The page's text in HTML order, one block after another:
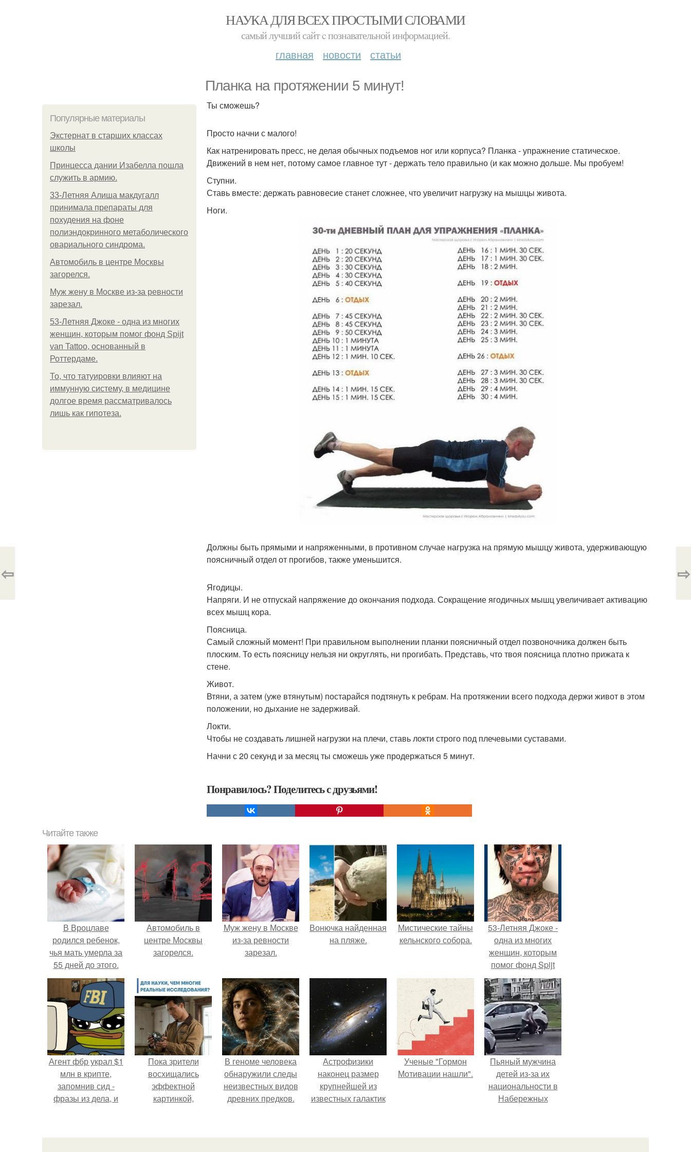
НАУКА ДЛЯ ВСЕХ ПРОСТЫМИ СЛОВАМИ
самый лучший сайт c познавательной информацией.
главная новости статьи
Планка на протяжении 5 минут!
Популярные материалы
Экстернат в старших классах
школы
Принцесса дании Изабелла пошла
служить в армию.
33-Летняя Алиша макдугалл
принимала препараты для
похудения на фоне
полиэндокринного метаболического
овариального синдрома.
Автомобиль в центре Москвы
загорелся.
Mуж жену в Москве из-за ревности
зарезал.
53-Летняя Джоке - одна из многих
женщин, которым помог фонд Spijt
van Tattoo, основанный в
Роттердаме.
То, что татуировки влияют на
иммунную систему, в медицине
долгое время рассматривалось
лишь как гипотеза.
Ты сможешь?
Просто начни с малого!
Как натренировать пресс, не делая обычных подъемов ног или корпуса? Планка - упражнение статическое.
Движений в нем нет, потому самое главное тут - держать тело правильно (и как можно дольше. Мы пробуем!
Ступни.
Ставь вместе: держать равновесие станет сложнее, что увеличит нагрузку на мышцы живота.
Ноги.
Должны быть прямыми и напряженными, в противном случае нагрузка на прямую мышцу живота, удерживающую
поясничный отдел от прогибов, также уменьшится.
Ягодицы.
Напряги. И не отпускай напряжение до окончания подхода. Сокращение ягодичных мышц увеличивает активацию
всех мышц кора.
Поясница.
Самый сложный момент! При правильном выполнении планки поясничный отдел позвоночника должен быть
плоским. То есть поясницу нельзя ни округлять, ни прогибать. Представь, что твоя поясница плотно прижата к
стене.
Живот.
Втяни, а затем (уже втянутым) постарайся подтянуть к ребрам. На протяжении всего подхода держи живот в этом
положении, но дыхание не задерживай.
Локти.
Чтобы не создавать лишней нагрузки на плечи, ставь локти строго под плечевыми суставами.
Начни с 20 секунд и за месяц ты сможешь уже продержаться 5 минут.
Понравилось? Поделитесь с друзьями!
⇦ ⇨
Читайте также
В Вроцлаве
родился ребенок,
чья мать умерла за
55 дней до этого.
Автомобиль в
центре Москвы
загорелся.
Mуж жену в Москве
из-за ревности
зарезал.
Вонючка найденная
на пляже.
Мистические тайны
кельнского собора.
53-Летняя Джоке -
одна из многих
женщин, которым
помог фонд Spijt
van Tattoo,
основанный в
Роттердаме.
Агент фбр украл $1
млн в крипте,
запомнив сид -
фразы из дела, и
потратить.
Пока зрители
восхищались
эффектной
картинкой,
построили одну из
В геноме человека
обнаружили следы
неизвестных видов
древних предков.
Астрофизики
наконец размер
крупнейшей из
известных галактик
Ученые "Гормон
Мотивации нашли".
Пьяный мужчина
детей из-за их
национальности в
Набережных